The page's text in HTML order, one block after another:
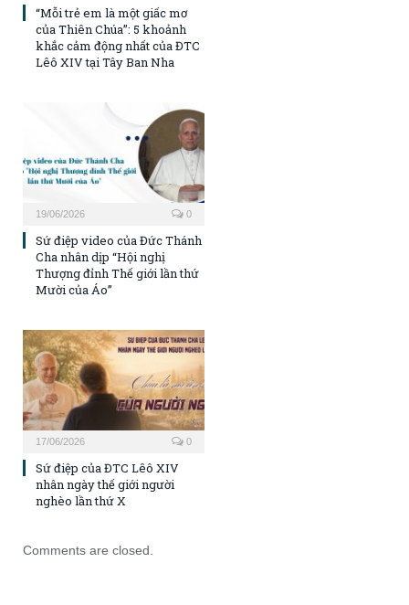
“Mỗi trẻ em là một giấc mơ
của Thiên Chúa”: 5 khoảnh
khắc cảm động nhất của ĐTC
Lêô XIV tại Tây Ban Nha
19/06/2026 0
Sứ điệp video của Đức Thánh
Cha nhân dịp “Hội nghị
Thượng đỉnh Thế giới lần thứ
Mười của Áo”
17/06/2026 0
Sứ điệp của ĐTC Lêô XIV
nhân ngày thế giới người
nghèo lần thứ X
Comments are closed.